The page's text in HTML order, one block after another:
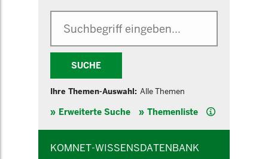
SUCHE
Ihre Themen-Auswahl: Alle Themen
Erweiterte Suche Themenliste Hilfe
KOMNET-WISSENSDATENBANK